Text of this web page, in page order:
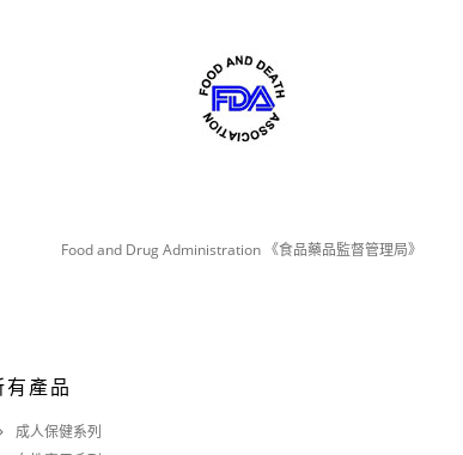
Food and Drug Administration 《食品藥品監督管理局》
有產品
成人保健系列